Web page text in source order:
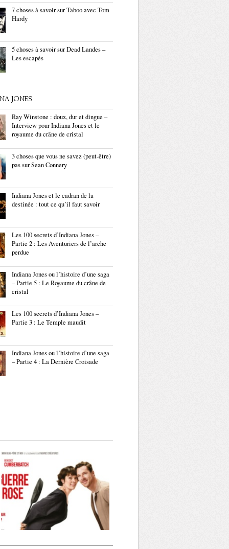
7 choses à savoir sur Taboo avec Tom
Hardy
5 choses à savoir sur Dead Landes –
Les escapés
JONES
Ray Winstone : doux, dur et dingue –
Interview pour Indiana Jones et le
royaume du crâne de cristal
3 choses que vous ne savez (peut-être)
pas sur Sean Connery
Indiana Jones et le cadran de la
destinée : tout ce qu’il faut savoir
Les 100 secrets d’Indiana Jones –
Partie 2 : Les Aventuriers de l’arche
perdue
Indiana Jones ou l’histoire d’une saga
– Partie 5 : Le Royaume du crâne de
cristal
Les 100 secrets d’Indiana Jones –
Partie 3 : Le Temple maudit
Indiana Jones ou l’histoire d’une saga
– Partie 4 : La Dernière Croisade